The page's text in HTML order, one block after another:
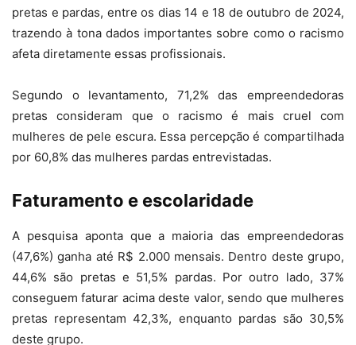
pretas e pardas, entre os dias 14 e 18 de outubro de 2024,
trazendo à tona dados importantes sobre como o racismo
afeta diretamente essas profissionais.
Segundo o levantamento, 71,2% das empreendedoras
pretas consideram que o racismo é mais cruel com
mulheres de pele escura. Essa percepção é compartilhada
por 60,8% das mulheres pardas entrevistadas.
Faturamento e escolaridade
A pesquisa aponta que a maioria das empreendedoras
(47,6%) ganha até R$ 2.000 mensais. Dentro deste grupo,
44,6% são pretas e 51,5% pardas. Por outro lado, 37%
conseguem faturar acima deste valor, sendo que mulheres
pretas representam 42,3%, enquanto pardas são 30,5%
deste grupo.